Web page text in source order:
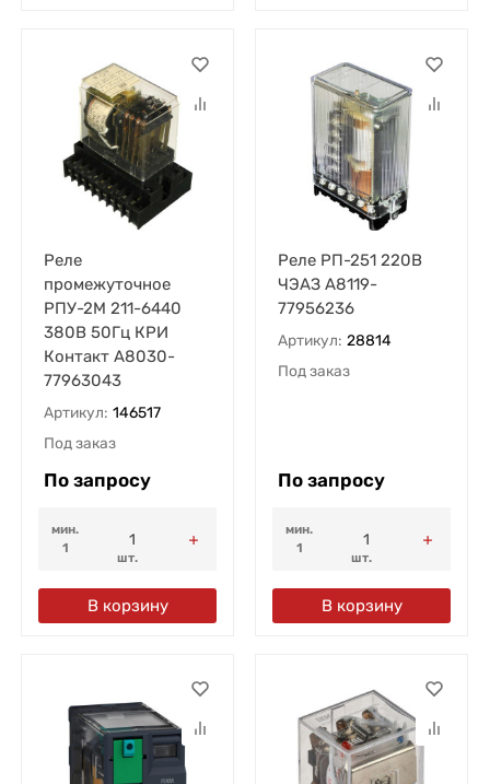
Реле
промежуточное
РПУ-2М 211-6440
380В 50Гц КРИ
Контакт A8030-
77963043
Артикул: 146517
Под заказ
По запросу
мин.
1
шт.
В корзину
Реле РП-251 220В
ЧЭАЗ A8119-
77956236
Артикул: 28814
Под заказ
По запросу
мин.
1
шт.
В корзину